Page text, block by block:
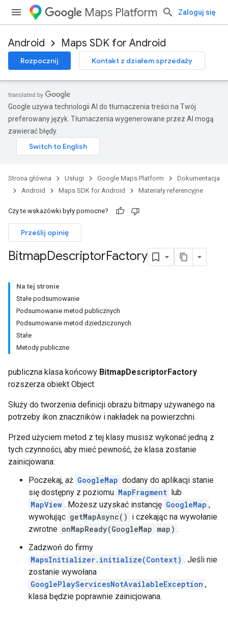
Maps Platform Zaloguj się
Android Maps SDK for Android
Rozpocznij Kontakt z działem sprzedaży
Google używa technologii AI do tłumaczenia treści na Twój
preferowany język. Tłumaczenia wygenerowane przez AI mogą
zawierać błędy.
Strona główna Usługi Google Maps Platform
Dokumentacja
Android
Maps SDK for Android Materiały referencyjne
Czy te wskazówki były pomocne?
Prześlij opinię
BitmapDescriptorFactory
Na tej stronie
Stałe podsumowanie
Podsumowanie metod publicznych
Podsumowanie metod dziedziczonych
Stałe
Metody publiczne
publiczna klasa końcowy BitmapDescriptorFactory
rozszerza obiekt Object
Służy do tworzenia definicji obrazu bitmapy używanego na
potrzeby ikon znaczników i nakładek na powierzchni.
Przed użyciem metod z tej klasy musisz wykonać jedną z
tych czynności, aby mieć pewność, że klasa zostanie
zainicjowana:
Poczekaj, aż GoogleMap dodany do aplikacji stanie
się dostępny z poziomu MapFragment lub
MapView . Możesz uzyskać instancję GoogleMap ,
wywołując getMapAsync() i czekając na wywołanie
zwrotne onMapReady(GoogleMap map) .
Zadzwoń do firmy
MapsInitializer.initialize(Context) . Jeśli nie
zostanie wywołana
GooglePlayServicesNotAvailableException ,
klasa będzie poprawnie zainicjowana.